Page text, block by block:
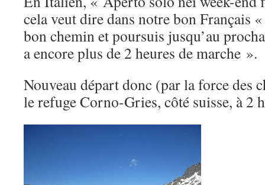
cela veut dire dans notre bon Français
bon chemin et poursuis jusqu’au
a encore plus de 2 heures de marche ».
Nouveau départ donc (par la force des
le refuge Corno-Gries, côté suisse, à 2